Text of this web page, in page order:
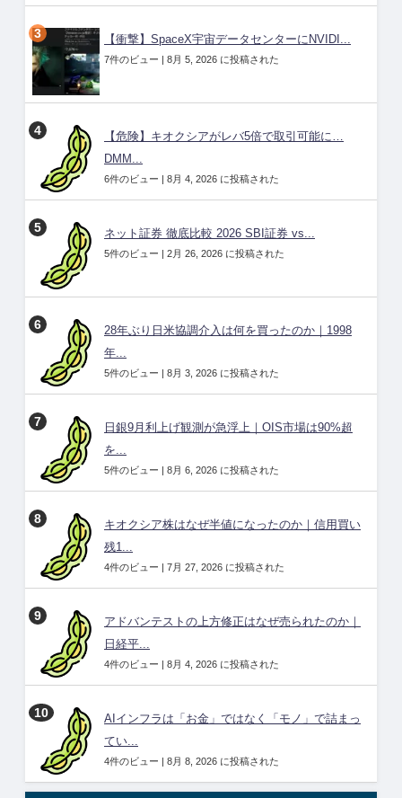
【衝撃】SpaceX宇宙データセンターにNVIDI...
7件のビュー | 8月 5, 2026 に投稿された
【危険】キオクシアがレバ5倍で取引可能に…
DMM...
6件のビュー | 8月 4, 2026 に投稿された
ネット証券 徹底比較 2026 SBI証券 vs...
5件のビュー | 2月 26, 2026 に投稿された
28年ぶり日米協調介入は何を買ったのか｜1998
年...
5件のビュー | 8月 3, 2026 に投稿された
日銀9月利上げ観測が急浮上｜OIS市場は90%超
を...
5件のビュー | 8月 6, 2026 に投稿された
キオクシア株はなぜ半値になったのか｜信用買い
残1...
4件のビュー | 7月 27, 2026 に投稿された
アドバンテストの上方修正はなぜ売られたのか｜
日経平...
4件のビュー | 8月 4, 2026 に投稿された
AIインフラは「お金」ではなく「モノ」で詰まっ
てい...
4件のビュー | 8月 8, 2026 に投稿された